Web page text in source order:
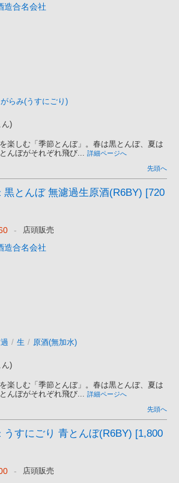
造合名会社
らみ(うすにごり)
ん)
楽しむ「季節とんぼ」。春は黒とんぼ、夏は
んぼがそれぞれ飛び... 詳細ページへ
先頭へ
黒とんぼ 無濾過生原酒(R6BY) [720
- 店頭販売
造合名会社
/ 生 / 原酒(無加水)
ん)
楽しむ「季節とんぼ」。春は黒とんぼ、夏は
んぼがそれぞれ飛び... 詳細ページへ
先頭へ
うすにごり 青とんぼ(R6BY) [1,800
- 店頭販売